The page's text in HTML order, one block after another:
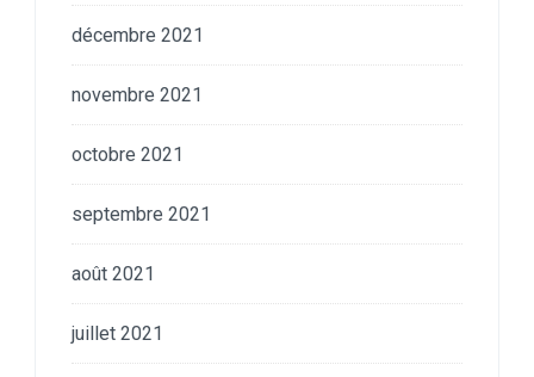
décembre 2021
novembre 2021
octobre 2021
septembre 2021
août 2021
juillet 2021